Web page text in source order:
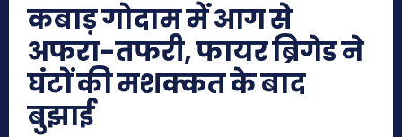
कबाड़ गोदाम में आग से
अफरा-तफरी, फायर ब्रिगेड ने
घंटों की मशक्कत के बाद
बुझाई